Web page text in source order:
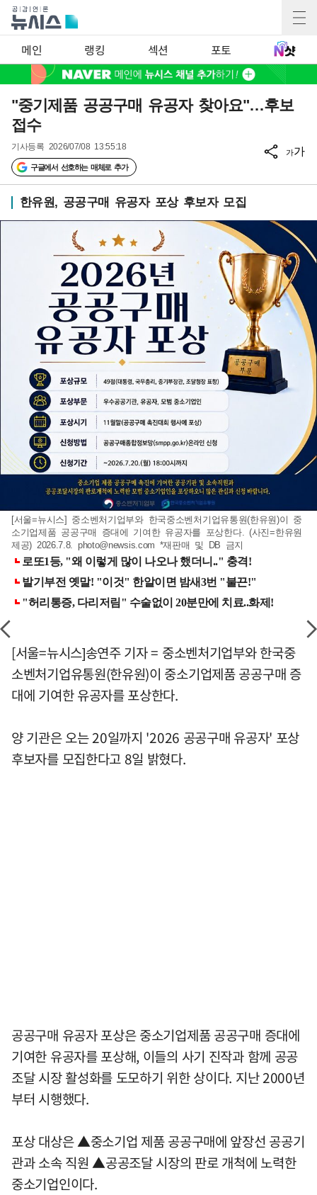
메인 랭킹 섹션 포토
"중기제품 공공구매 유공자 찾아요"…후보
접수
기사등록 2026/07/08 13:55:18
구글에서 선호하는 매체로 추가
가가
한유원, 공공구매 유공자 포상 후보자 모집
[서울=뉴시스] 중소벤처기업부와 한국중소벤처기업유통원(한유원)이 중
소기업제품 공공구매 증대에 기여한 유공자를 포상한다. (사진=한유원
제공) 2026.7.8. photo@newsis.com *재판매 및 DB 금지
[서울=뉴시스]송연주 기자 = 중소벤처기업부와 한국중
소벤처기업유통원(한유원)이 중소기업제품 공공구매 증
대에 기여한 유공자를 포상한다.
양 기관은 오는 20일까지 '2026 공공구매 유공자' 포상
후보자를 모집한다고 8일 밝혔다.
공공구매 유공자 포상은 중소기업제품 공공구매 증대에
기여한 유공자를 포상해, 이들의 사기 진작과 함께 공공
조달 시장 활성화를 도모하기 위한 상이다. 지난 2000년
부터 시행했다.
포상 대상은 ▲중소기업 제품 공공구매에 앞장선 공공기
관과 소속 직원 ▲공공조달 시장의 판로 개척에 노력한
중소기업인이다.